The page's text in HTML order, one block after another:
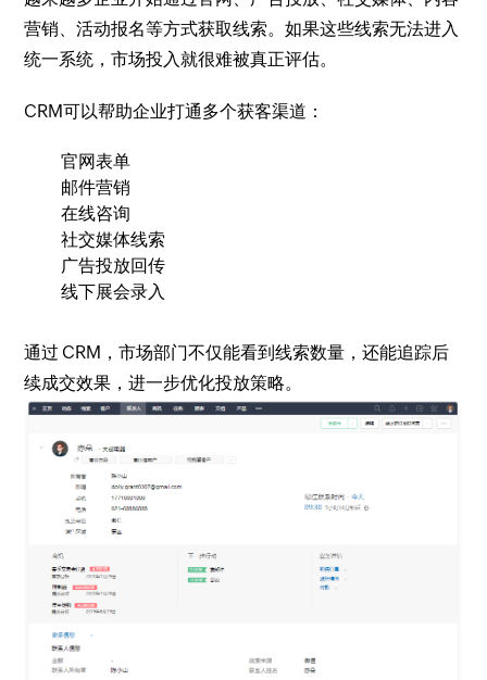
营销、活动报名等方式获取线索。如果这些线索无法进入
统一系统，市场投入就很难被真正评估。
CRM可以帮助企业打通多个获客渠道：
官网表单
邮件营销
在线咨询
社交媒体线索
广告投放回传
线下展会录入
通过 CRM，市场部门不仅能看到线索数量，还能追踪后
续成交效果，进一步优化投放策略。